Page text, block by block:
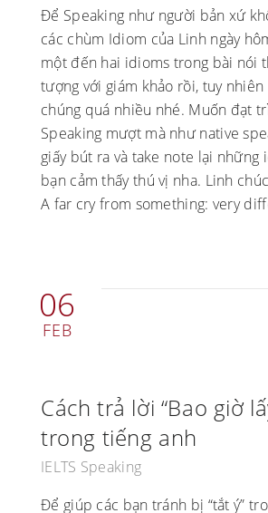
Để Speaking như người bản xứ
các chùm Idiom của Linh ngày
một đến hai idioms trong bài nói
tượng với giám khảo rồi, tuy
chúng quá nhiều nhé. Muốn đạt
Speaking mượt mà như native
giấy bút ra và take note lại những
bạn cảm thấy thú vị nha. Linh
A far cry from something: very
06
FEB
Cách trả lời “Bao giờ
trong tiếng anh
IELTS Speaking
Để giúp các bạn tránh bị “tắt ý”